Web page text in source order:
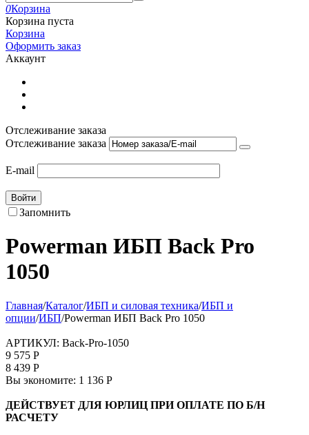
0Корзина
Корзина пуста
Корзина
Оформить заказ
Аккаунт
Отслеживание заказа
Отслеживание заказа
E-mail
Войти
Запомнить
Powerman ИБП Back Pro
1050
Главная/Каталог/ИБП и силовая техника/ИБП и
опции/ИБП/Powerman ИБП Back Pro 1050
АРТИКУЛ: Back-Pro-1050
9 575 Р
8 439 Р
Вы экономите: 1 136 Р
ДЕЙСТВУЕТ ДЛЯ ЮРЛИЦ ПРИ ОПЛАТЕ ПО Б/Н
РАСЧЕТУ